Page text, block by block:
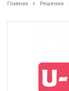
Главная Решения